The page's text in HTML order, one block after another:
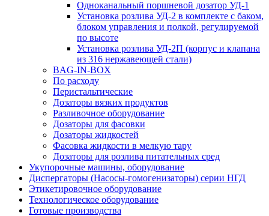
Одноканальный поршневой дозатор УД-1
Установка розлива УД-2 в комплекте с баком,
блоком управления и полкой, регулируемой
по высоте
Установка розлива УД-2П (корпус и клапана
из 316 нержавеющей стали)
BAG-IN-BOX
По расходу
Перистальтические
Дозаторы вязких продуктов
Разливочное оборудование
Дозаторы для фасовки
Дозаторы жидкостей
Фасовка жидкости в мелкую тару
Дозаторы для розлива питательных сред
Укупорочные машины, оборудование
Диспергаторы (Насосы-гомогенизаторы) серии НГД
Этикетировочное оборудование
Технологическое оборудование
Готовые производства